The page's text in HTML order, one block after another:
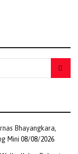
Bhayangkara,
Mini 08/08/2026